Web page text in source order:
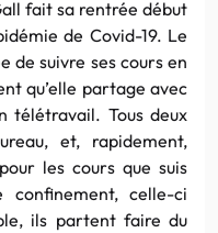
fait sa rentrée début
de Covid-19. Le
de suivre ses cours en
qu’elle partage avec
télétravail. Tous deux
et, rapidement,
les cours que suis
celle-ci
ils partent faire du